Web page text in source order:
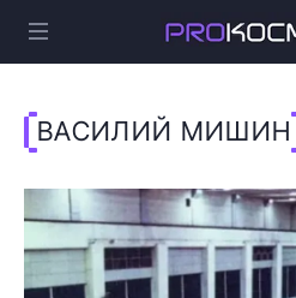
ВАСИЛИЙ МИШИН